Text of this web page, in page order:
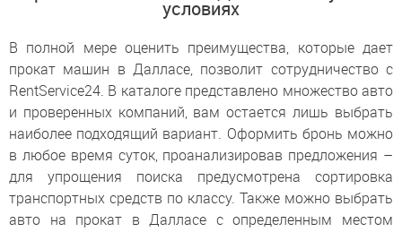
условиях
В полной мере оценить преимущества, которые дает
прокат машин в Далласе, позволит сотрудничество с
RentService24. В каталоге представлено множество авто
и проверенных компаний, вам остается лишь выбрать
наиболее подходящий вариант. Оформить бронь можно
в любое время суток, проанализировав предложения –
для упрощения поиска предусмотрена сортировка
транспортных средств по классу. Также можно выбрать
авто на прокат в Далласе с определенным местом